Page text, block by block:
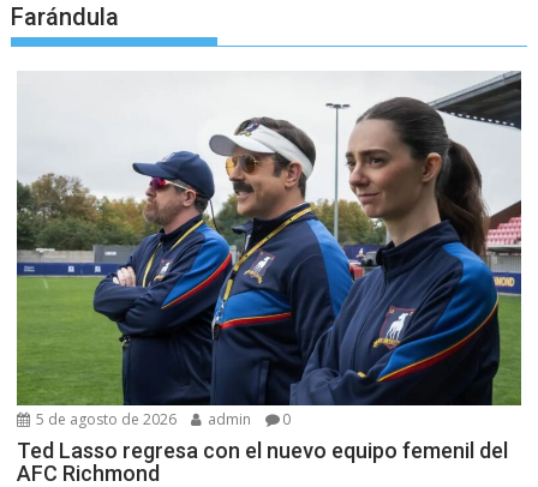
Farándula
5 de agosto de 2026 admin 0
Ted Lasso regresa con el nuevo equipo femenil del
AFC Richmond